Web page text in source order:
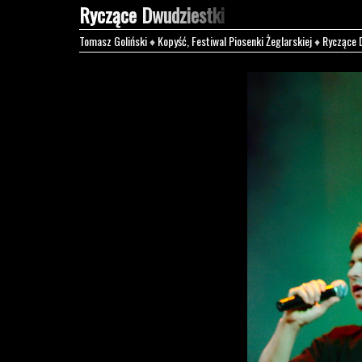
Ryczące Dwudziestki
Tomasz Goliński♦Kopyść, Festiwal Piosenki Żeglarskiej♦